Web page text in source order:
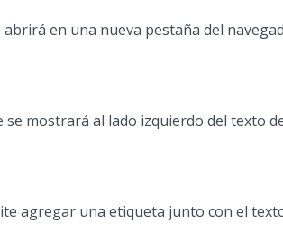
en una nueva pestaña del
mostrará al lado izquierdo del texto
agregar una etiqueta junto con el